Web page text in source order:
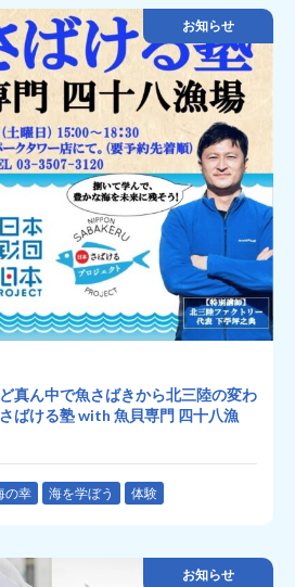
お知らせ
真ん中で魚さばきから北三陸の変わ
ばける塾 with 魚貝専門 四十八漁
の幸 海を学ぼう 体験
お知らせ